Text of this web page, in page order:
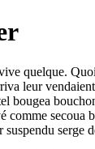
quelque.
leur
bougea
comme secoua
serge